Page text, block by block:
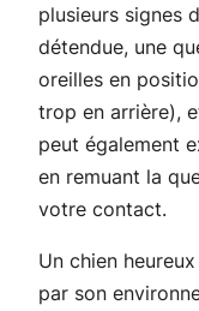
plusieurs signes
détendue, une
oreilles en
trop en arrière),
peut également
en remuant la
votre contact.
Un chien
par son